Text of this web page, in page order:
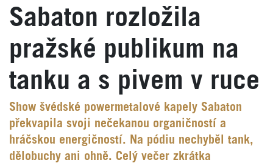
Sabaton rozložila
pražské publikum na
tanku a s pivem v ruce
Show švédské powermetalové kapely Sabaton
překvapila svoji nečekanou organičností a
hráčskou energičností. Na pódiu nechyběl tank,
dělobuchy ani ohně. Celý večer zkrátka